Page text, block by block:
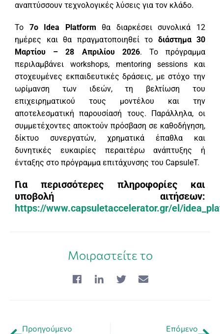
αναπτύσσουν τεχνολογικές λύσεις για τον κλάδο.
Το 7ο Idea Platform θα διαρκέσει συνολικά 12
ημέρες και θα πραγματοποιηθεί το διάστημα 30
Μαρτίου – 28 Απριλίου 2026. Το πρόγραμμα
περιλαμβάνει workshops, mentoring sessions και
στοχευμένες εκπαιδευτικές δράσεις, με στόχο την
ωρίμανση των ιδεών, τη βελτίωση του
επιχειρηματικού τους μοντέλου και την
αποτελεσματική παρουσίασή τους. Παράλληλα, οι
συμμετέχοντες αποκτούν πρόσβαση σε καθοδήγηση,
δίκτυο συνεργατών, χρηματικά έπαθλα και
δυνητικές ευκαιρίες περαιτέρω ανάπτυξης ή
ένταξης στο πρόγραμμα επιτάχυνσης του CapsuleT.
Για περισσότερες πληροφορίες και
υποβολή αιτήσεων:
https://www.capsuletaccelerator.gr/el/
Μοιραστείτε το
Προηγούμενο Επόμενο